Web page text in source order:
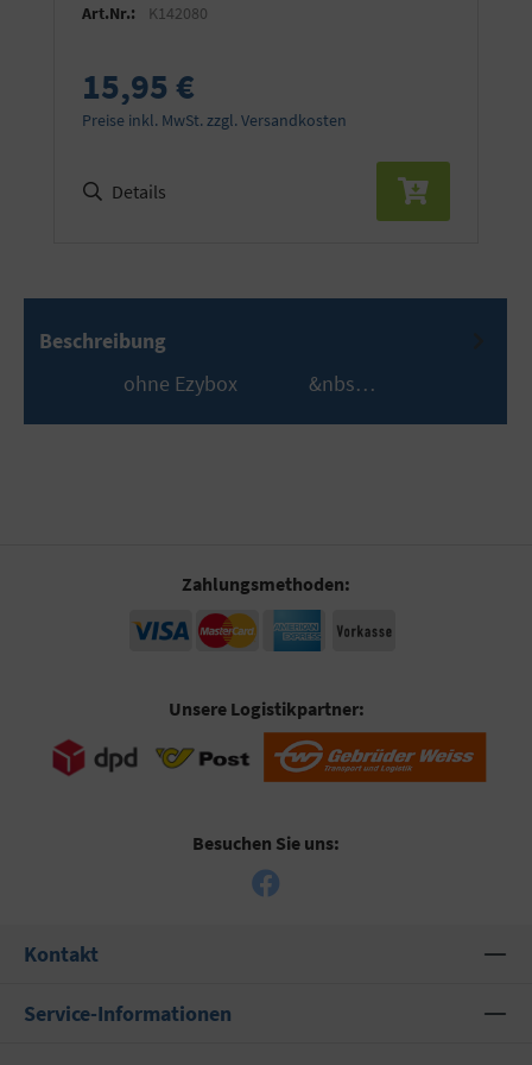
Art.Nr.: K142080
15,95 €
Preise inkl. MwSt. zzgl. Versandkosten
Details
Beschreibung
ohne Ezybox &nbs…
Zahlungsmethoden:
Unsere Logistikpartner:
Besuchen Sie uns:
Kontakt
Service-Informationen